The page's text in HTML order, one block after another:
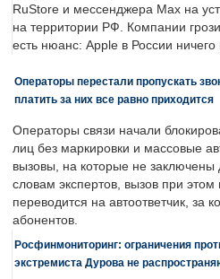
RuStore и мессенджера Max на
на территории РФ. Компании
есть нюанс: Apple в России ничего
Операторы перестали пропускать
платить за них все равно приходится
Операторы связи начали
лиц без маркировки и массовые
вызовы, на которые не
словам экспертов, вызов при
переводится на автоответчик, за
абонентов.
Росфинмониторинг: ограничения
экстремиста Дурова не